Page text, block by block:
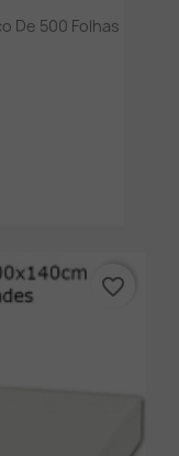
De 500 Folhas
favorite_border